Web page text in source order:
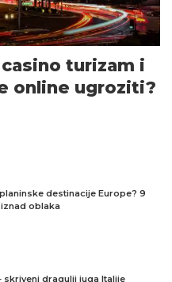
turizam i
online ugroziti?
destinacije Europe? 9
oblaka
skriveni dragulji juga Italije